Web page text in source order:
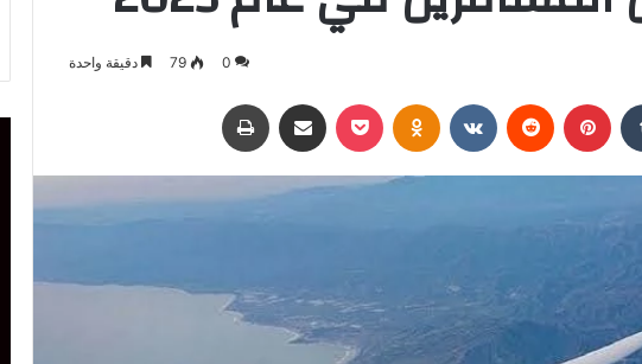
0
79 دقيقة واحدة
بينتيريست Odnoklassniki
‫Pocket مشاركة عبر البريد